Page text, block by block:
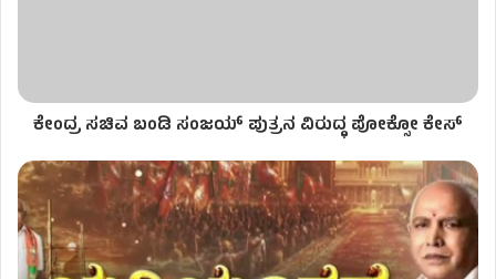
ಕೇಂದ್ರ ಸಚಿವ ಬಂಡಿ ಸಂಜಯ್ ಪುತ್ರನ ವಿರುದ್ಧ ಪೋಕ್ಸೋ ಕೇಸ್